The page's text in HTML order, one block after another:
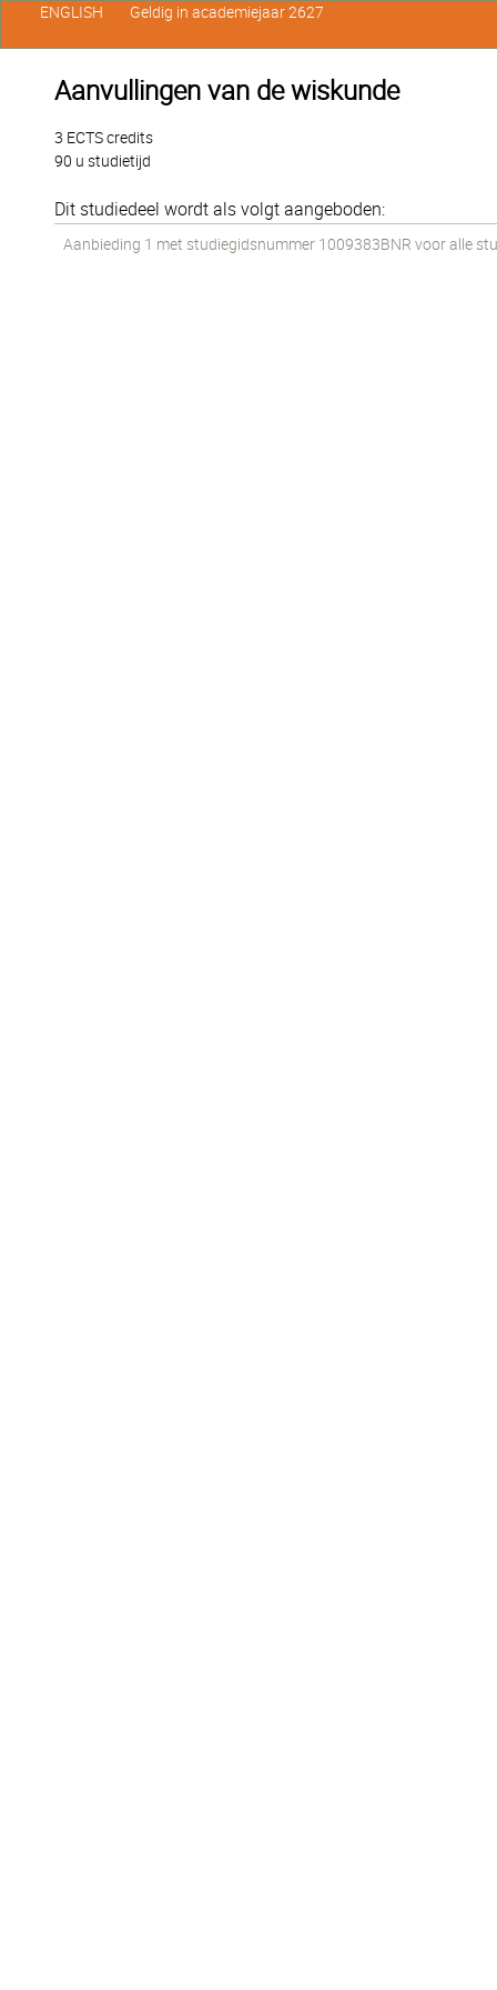
Aanvullingen van de wiskunde
3 ECTS credits
90 u studietijd
Dit studiedeel wordt als volgt aangeboden:
Aanbieding 1 met studiegidsnummer 1009383BNR voor alle
ENGLISH Geldig in academiejaar 2627